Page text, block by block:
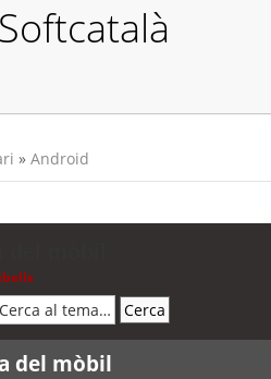
» Android
del mòbil